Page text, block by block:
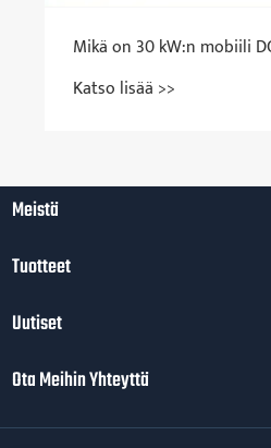
Meistä
Tuotteet
Uutiset
Ota Meihin Yhteyttä